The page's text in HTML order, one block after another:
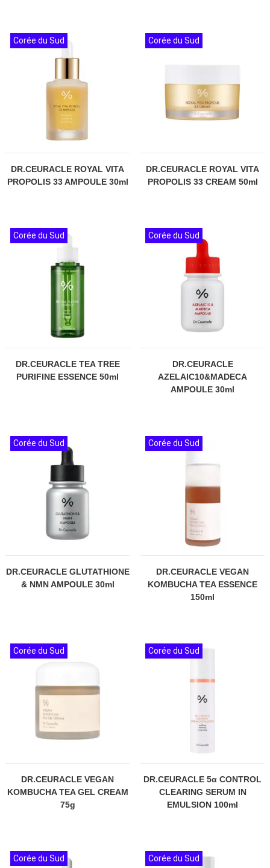
DR.CEURACLE ROYAL VITA
PROPOLIS 33 AMPOULE 30ml
Corée du Sud
DR.CEURACLE ROYAL VITA
PROPOLIS 33 CREAM 50ml
Corée du Sud
DR.CEURACLE TEA TREE
PURIFINE ESSENCE 50ml
Corée du Sud
DR.CEURACLE
AZELAIC10&MADECA
AMPOULE 30ml
Corée du Sud
DR.CEURACLE GLUTATHIONE
& NMN AMPOULE 30ml
Corée du Sud
DR.CEURACLE VEGAN
KOMBUCHA TEA ESSENCE
150ml
Corée du Sud
DR.CEURACLE VEGAN
KOMBUCHA TEA GEL CREAM
75g
Corée du Sud
DR.CEURACLE 5α CONTROL
CLEARING SERUM IN
EMULSION 100ml
Corée du Sud
Corée du Sud Corée du Sud